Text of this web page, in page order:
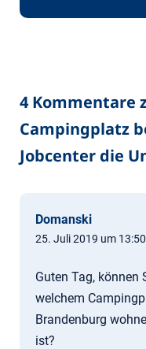
4 Kommentare
Campingplatz
Jobcenter die
Domanski
25. Juli 2019 um
Guten Tag, können
welchem
Brandenburg
ist?